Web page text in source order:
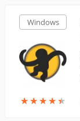
Windows
★★★★★
★★★★★